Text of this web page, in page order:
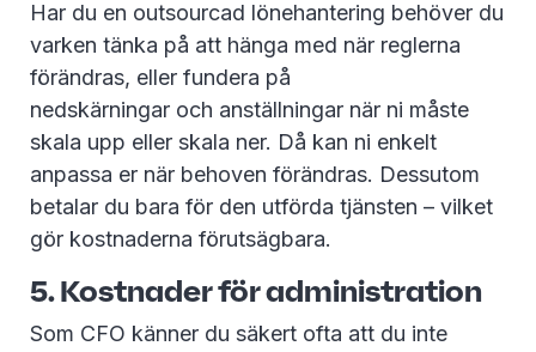
Har du en outsourcad lönehantering behöver du
varken tänka på att hänga med när reglerna
förändras, eller fundera på
nedskärningar och anställningar när ni måste
skala upp eller skala ner. Då kan ni enkelt
anpassa er när behoven förändras. Dessutom
betalar du bara för den utförda tjänsten – vilket
gör kostnaderna förutsägbara.
5. Kostnader för administration
Som CFO känner du säkert ofta att du inte